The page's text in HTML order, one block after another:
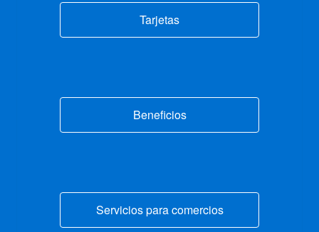
Tarjetas
Beneficios
Servicios para comercios